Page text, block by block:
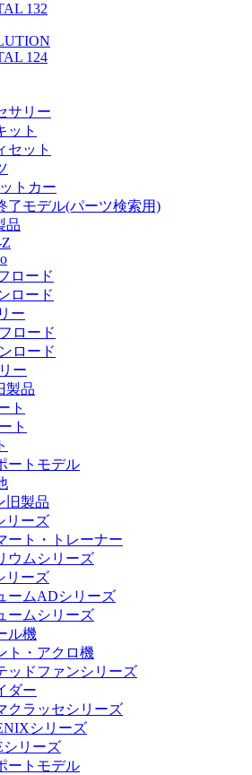
132
124
サリー
ット
セット
トカー
了モデル(パーツ検索用)
品
ロード
ロード
ー
ロード
ロード
ー
製品
ト
ト
ートモデル
旧製品
リーズ
ート・トレーナー
ウムシリーズ
リーズ
ームADシリーズ
ームシリーズ
ル機
ト・アクロ機
ッドファンシリーズ
ダー
クラッセシリーズ
シリーズ
シリーズ
ートモデル